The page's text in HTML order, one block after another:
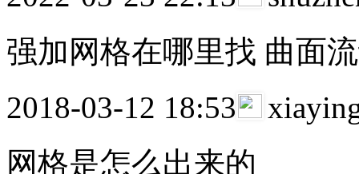
强加网格在哪里找 曲面
2018-03-12 18:53
网格是怎么出来的